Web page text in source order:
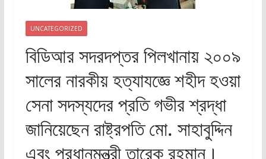
UNCATEGORIZED
বিডিআর সদরদপ্তর পিলখানায় ২০০৯
সালের নারকীয় হত্যাযজ্ঞে শহীদ হওয়া
সেনা সদস্যদের প্রতি গভীর শ্রদ্ধা
জানিয়েছেন রাষ্ট্রপতি মো. সাহাবুদ্দিন
এবং প্রধানমন্ত্রী তারেক রহমান।